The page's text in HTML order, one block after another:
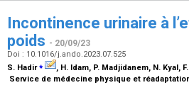
Incontinence urinaire à
poids - 20/09/23
Doi : 10.1016/j.ando.2023.07.525
S. Hadir⁎
, H. Idam, P. Madjidanem, N. Kyal,
Service de médecine physique et